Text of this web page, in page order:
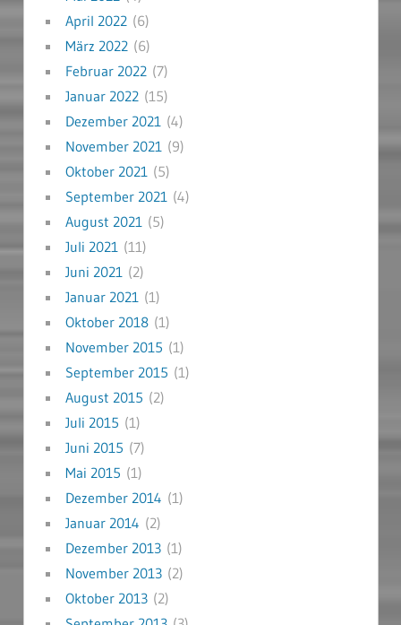
April 2022(6)
März 2022(6)
Februar 2022(7)
Januar 2022(15)
Dezember 2021(4)
November 2021(9)
Oktober 2021(5)
September 2021(4)
August 2021(5)
Juli 2021(11)
Juni 2021(2)
Januar 2021(1)
Oktober 2018(1)
November 2015 (1)
September 2015 (1)
August 2015 (2)
Juli 2015 (1)
Juni 2015 (7)
Mai 2015 (1)
Dezember 2014 (1)
Januar 2014 (2)
Dezember 2013(1)
November 2013(2)
Oktober 2013(2)